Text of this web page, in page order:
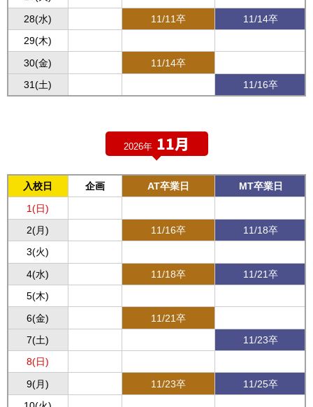
28(水)
11/11卒
11/14卒
29(木)
30(金)
11/14卒
31(土)
11/16卒
2026年 11月
入校日 企画 AT卒業日
MT卒業日
1(日)
2(月)
11/16卒
11/18卒
3(火)
4(水)
11/18卒
11/21卒
5(木)
6(金)
11/21卒
7(土)
11/23卒
8(日)
9(月)
11/23卒
11/25卒